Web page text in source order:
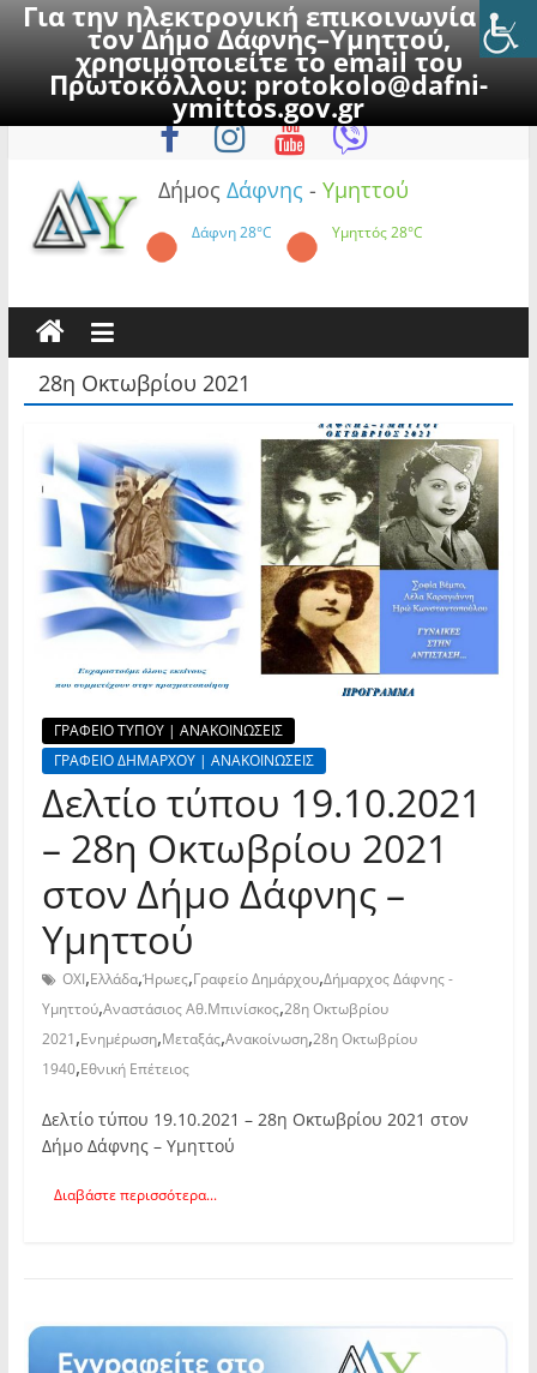
Για την ηλεκτρονική επικοινωνία με
τον Δήμο Δάφνης–Υμηττού,
χρησιμοποιείτε το email του
Πρωτοκόλλου:protokolo@dafni-
ymittos.gov.gr
to
Σάββατο, 8 Αυγούστου 2026
Δήμος Δάφνης - Υμηττού
Δάφνη28°C Υμηττός28°C
28η Οκτωβρίου 2021
ΓΡΑΦΕΙΟ ΤΥΠΟΥ | ΑΝΑΚΟΙΝΩΣΕΙΣ
ΓΡΑΦΕΙΟ ΔΗΜΑΡΧΟΥ | ΑΝΑΚΟΙΝΩΣΕΙΣ
Δελτίο τύπου 19.10.2021
– 28η Οκτωβρίου 2021
στον Δήμο Δάφνης –
Υμηττού
ΟΧΙ,Ελλάδα,Ήρωες,Γραφείο Δημάρχου,Δήμαρχος Δάφνης -
Υμηττού,Αναστάσιος Αθ.Μπινίσκος,28η Οκτωβρίου
2021,Ενημέρωση,Μεταξάς,Ανακοίνωση,28η Οκτωβρίου
1940,Εθνική Επέτειος
Δελτίο τύπου 19.10.2021 – 28η Οκτωβρίου 2021 στον
Δήμο Δάφνης – Υμηττού
Διαβάστε περισσότερα...